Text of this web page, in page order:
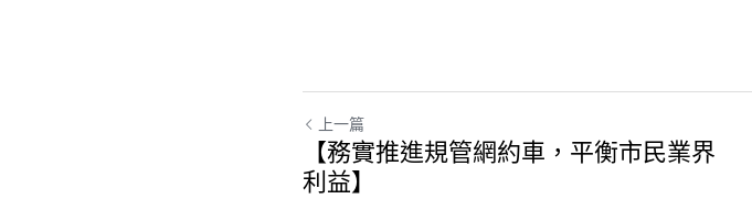
上一篇
【務實推進規管網約車，平衡市民業界
利益】